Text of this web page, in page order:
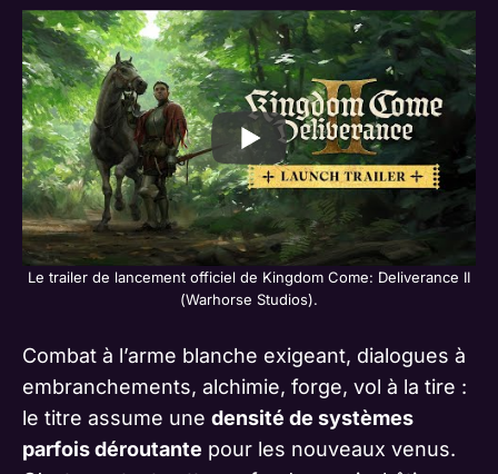
Le trailer de lancement officiel de Kingdom Come: Deliverance II
(Warhorse Studios).
Combat à l’arme blanche exigeant, dialogues à
embranchements, alchimie, forge, vol à la tire :
le titre assume une densité de systèmes
parfois déroutante pour les nouveaux venus.